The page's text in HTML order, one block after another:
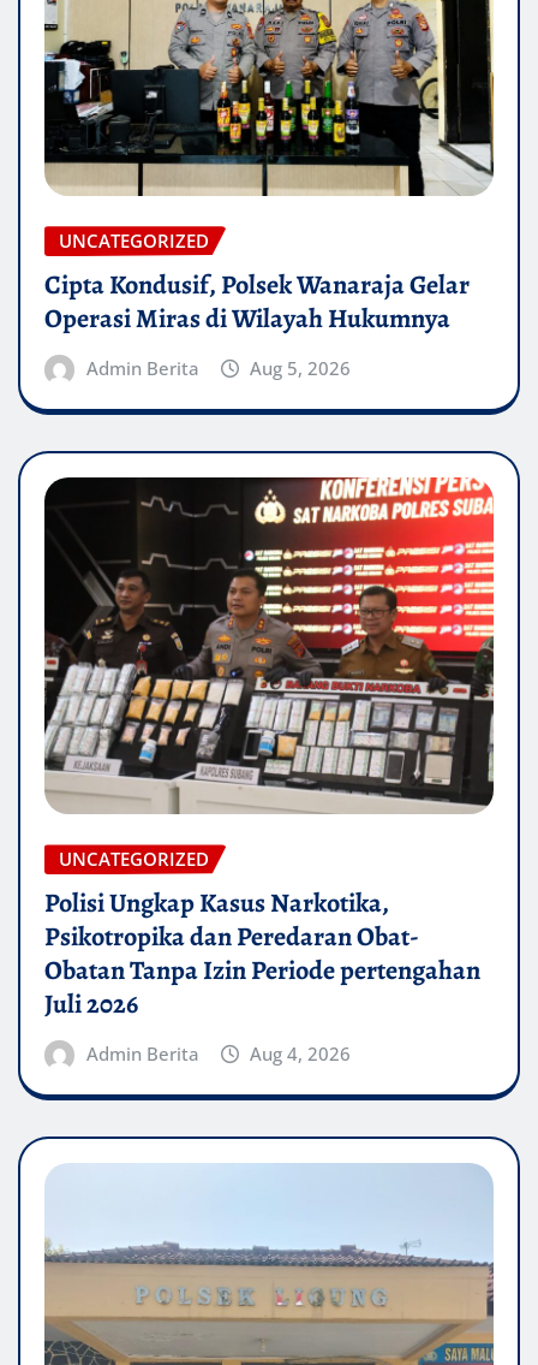
UNCATEGORIZED
Cipta Kondusif, Polsek Wanaraja Gelar
Operasi Miras di Wilayah Hukumnya
Admin Berita Aug 5, 2026
UNCATEGORIZED
Polisi Ungkap Kasus Narkotika,
Psikotropika dan Peredaran Obat-
Obatan Tanpa Izin Periode pertengahan
Juli 2026
Admin Berita Aug 4, 2026